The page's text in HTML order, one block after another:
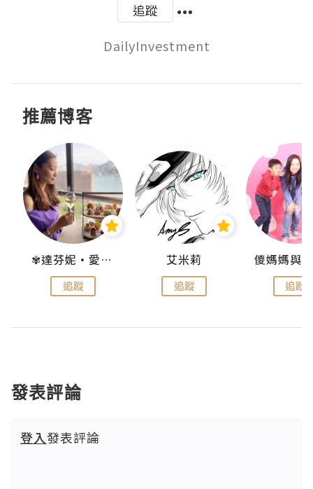
追蹤
DailyInvestment
推薦博客
✾達芬妮•愛孩子•愛生活✾
追蹤
艾米莉
追蹤 追蹤
發表評論
登入發表評論